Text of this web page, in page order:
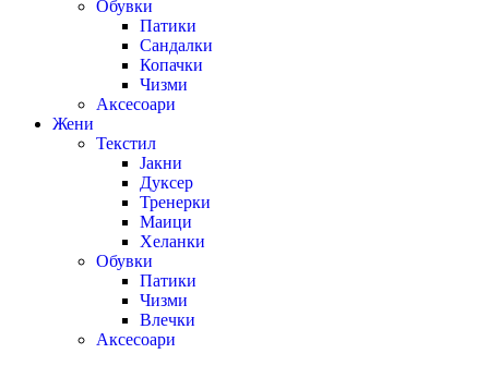
Обувки
Патики
Сандалки
Копачки
Чизми
Аксесоари
Жени
Текстил
Јакни
Дуксер
Тренерки
Маици
Хеланки
Обувки
Патики
Чизми
Влечки
Аксесоари